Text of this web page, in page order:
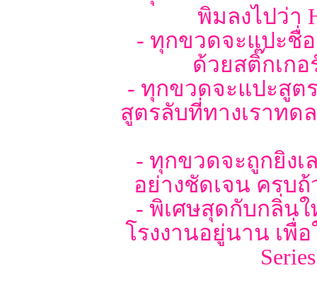
พิมลงไปว่า
- ทุกขวดจะแปะชื่
ด้วยสติ๊กเก
- ทุกขวดจะแปะสูต
สูตรลับที่ทางเราทด
- ทุกขวดจะถูกยิง
อย่างชัดเจน ครบ
- พิเศษสุดกับกลิ่นใ
โรงงานอยู่นาน เพื่